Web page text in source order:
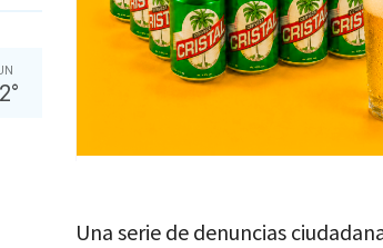
°
Una serie de denuncias